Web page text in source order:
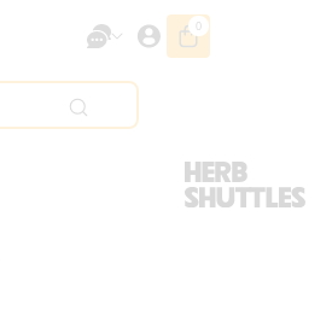
0
0
Artikel